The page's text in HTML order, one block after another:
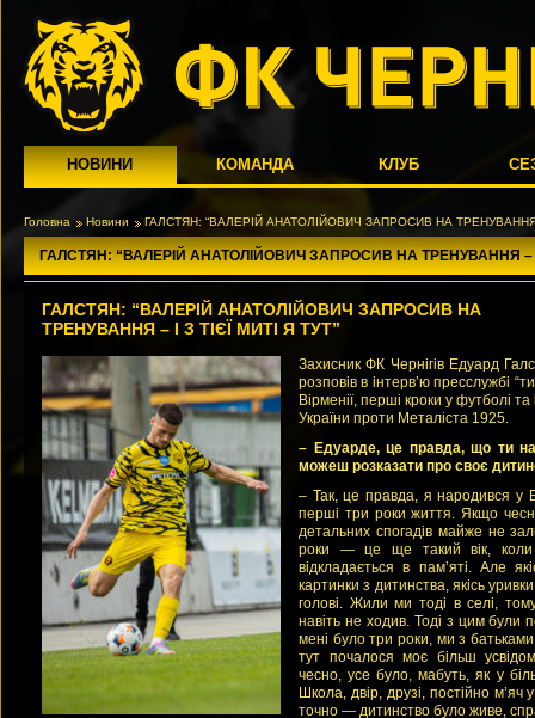
НОВИНИ КОМАНДА КЛУБ
Головна Новини ГАЛСТЯН: “ВАЛЕРІЙ АНАТОЛІЙОВИЧ ЗАПРОСИВ НА ТРЕНУВАННЯ
ГАЛСТЯН: “ВАЛЕРІЙ АНАТОЛІЙОВИЧ ЗАПРОСИВ НА ТРЕНУВАННЯ – І
ГАЛСТЯН: “ВАЛЕРІЙ АНАТОЛІЙОВИЧ ЗАПРОСИВ НА
ТРЕНУВАННЯ – І З ТІЄЇ МИТІ Я ТУТ”
Захисник ФК Чернігів Едуард
розповів в інтерв’ю пресслужбі
Вірменії, перші кроки у футболі
України проти Металіста 1925.
– Едуарде, це правда, що ти
можеш розказати про своє
– Так, це правда, я народився у
перші три роки життя. Якщо
детальних спогадів майже не
роки — це ще такий вік, коли
відкладається в пам’яті. Але
картинки з дитинства, якісь
голові. Жили ми тоді в селі,
навіть не ходив. Тоді з цим були
мені було три роки, ми з батьками
тут почалося моє більш
чесно, усе було, мабуть, як у
Школа, двір, друзі, постійно м’яч
точно — дитинство було живе,